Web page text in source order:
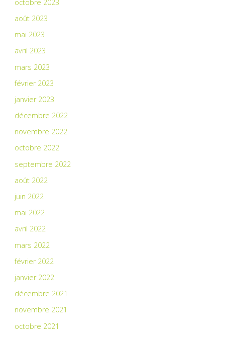
octobre 2023
août 2023
mai 2023
avril 2023
mars 2023
février 2023
janvier 2023
décembre 2022
novembre 2022
octobre 2022
septembre 2022
août 2022
juin 2022
mai 2022
avril 2022
mars 2022
février 2022
janvier 2022
décembre 2021
novembre 2021
octobre 2021